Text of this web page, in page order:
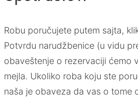
Robu poručujete putem sajta,
Potvrdu narudžbenice (u vidu
obaveštenje o rezervaciji ćemo
mejla. Ukoliko roba koju ste
naša je obaveza da vas o tome